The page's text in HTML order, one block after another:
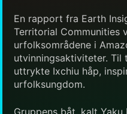
En rapport fra Earth
Territorial Communities
urfolksområdene i
utvinningsaktiviteter.
uttrykte Ixchiu håp,
urfolksungdom.
Gruppens båt, kalt Yaku